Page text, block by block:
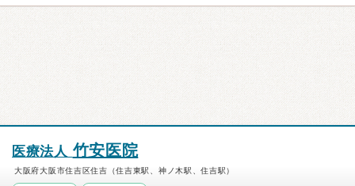
医療法人 竹安医院
大阪府大阪市住吉区住吉（住吉東駅、神ノ木駅、住吉駅）